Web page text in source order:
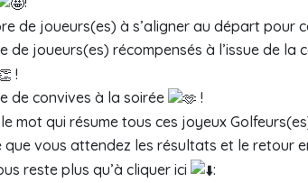
de joueurs(es) à s’aligner au départ pour
de joueurs(es) récompensés à l’issue de la
!
de convives à la soirée
!
mot qui résume tous ces joyeux
que vous attendez les résultats et le retour
reste plus qu’à cliquer ici
: